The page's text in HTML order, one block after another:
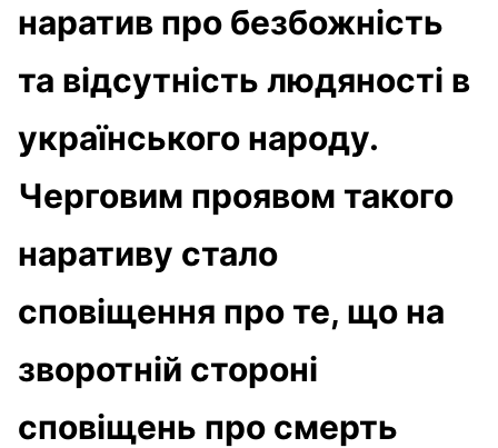
наратив про безбожність
та відсутність людяності в
українського народу.
Черговим проявом такого
наративу стало
сповіщення про те, що на
зворотній стороні
сповіщень про смерть